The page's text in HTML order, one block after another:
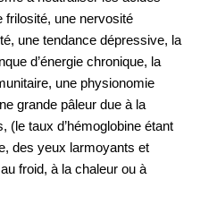
frilosité, une nervosité
une tendance dépressive, la
d’énergie chronique, la
une physionomie
grande pâleur due à la
(le taux d’hémoglobine étant
des yeux larmoyants et
froid, à la chaleur ou à